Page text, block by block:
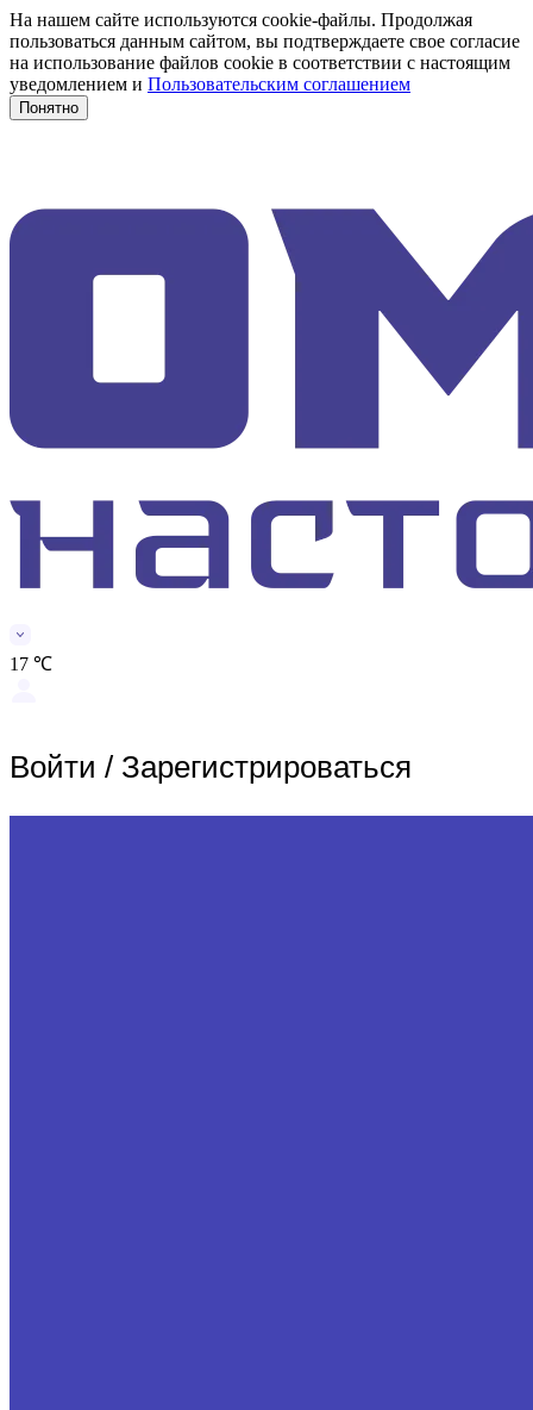
На нашем сайте используются cookie-файлы. Продолжая
пользоваться данным сайтом, вы подтверждаете свое согласие
на использование файлов cookie в соответствии с настоящим
уведомлением и Пользовательским соглашением
Понятно
17 ℃
Войти / Зарегистрироваться